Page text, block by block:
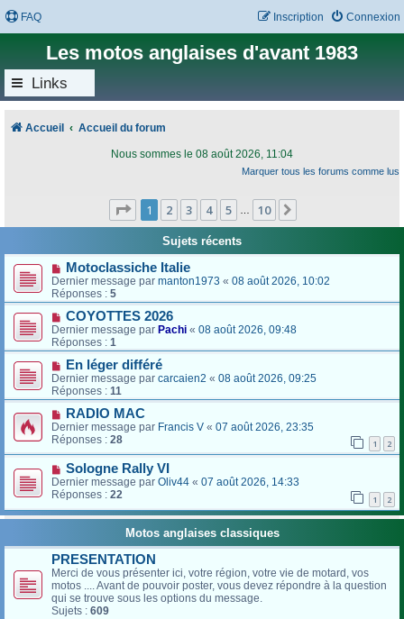
FAQ Connexion
Inscription
Les motos anglaises d'avant 1983
Links
Accueil Accueil du forum
Nous sommes le 08 août 2026, 11:04
Marquer tous les forums comme lus
Page 1sur
1 2 3 4 5 10
Sujets récents
Motoclassiche Italie
Dernier message par manton1973 « 08 août 2026, 10:02
Réponses : 5
COYOTTES 2026
Dernier message par Pachi « 08 août 2026, 09:48
Réponses : 1
En léger différé
Dernier message par carcaien2 « 08 août 2026, 09:25
Réponses : 11
RADIO MAC
Dernier message par Francis V « 07 août 2026, 23:35
Réponses : 28 1 2
Sologne Rally VI
Dernier message par Oliv44 « 07 août 2026, 14:33
Réponses : 22 1 2
Motos anglaises classiques
PRESENTATION
Merci de vous présenter ici, votre région, votre vie de motard, vos
motos .... Avant de pouvoir poster, vous devez répondre à la question
qui se trouve sous les options du message.
Sujets : 609